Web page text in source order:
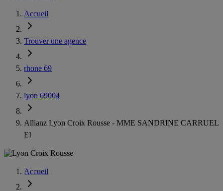
Accueil
Trouver une agence
rhone 69
lyon 69004
Allianz Lyon Croix Rousse - MME SANDRINE CARRUEL
EI
Accueil